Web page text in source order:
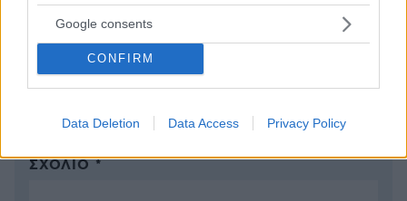
Google consents
CONFIRM
Data Deletion Data Access Privacy Policy
ΣΧΌΛΙΟ *